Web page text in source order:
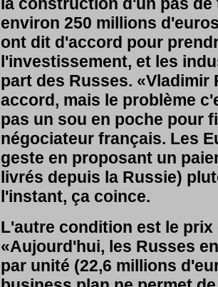
environ 250 millions
ont dit d'accord pour
l'investissement, et les
part des Russes.
accord, mais le problème
pas un sou en poche pour
négociateur français. Les
geste en proposant un
livrés depuis la Russie)
l'instant, ça coince.
L'autre condition est le
«Aujourd'hui, les Russes
par unité (22,6 millions